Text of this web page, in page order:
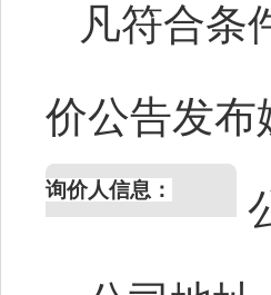
凡符合条
价公告发布
询价人信息：